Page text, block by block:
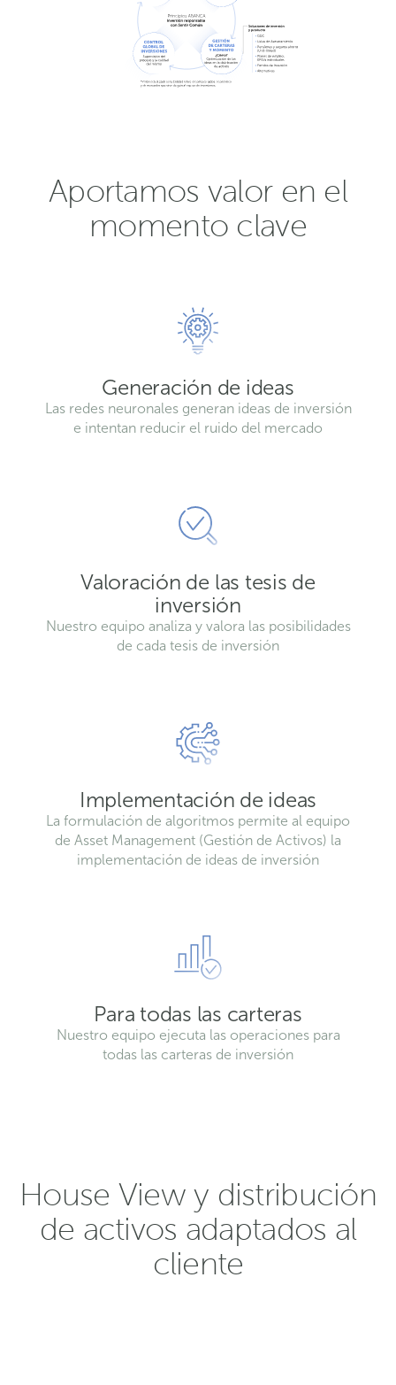
Aportamos valor en el
momento clave
Generación de ideas
Las redes neuronales generan ideas de inversión
e intentan reducir el ruido del mercado
Valoración de las tesis de
inversión
Nuestro equipo analiza y valora las posibilidades
de cada tesis de inversión
Implementación de ideas
La formulación de algoritmos permite al equipo
de Asset Management (Gestión de Activos) la
implementación de ideas de inversión
Para todas las carteras
Nuestro equipo ejecuta las operaciones para
todas las carteras de inversión
House View y distribución
de activos adaptados al
cliente